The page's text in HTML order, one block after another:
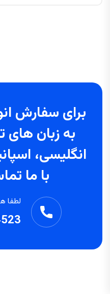
برای سفارش
به زبان های
انگلیسی،
با ما
لطفا